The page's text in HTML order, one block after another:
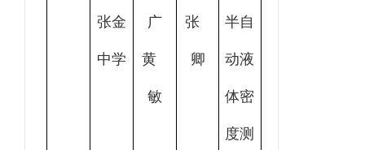
张金
中学
广
黄
敏
张
卿
半自
动液
体密
度测